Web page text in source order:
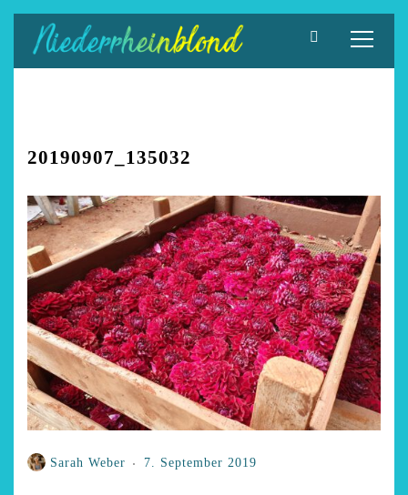
Inhalt
springen
20190907_135032
Sarah Weber 7. September 2019